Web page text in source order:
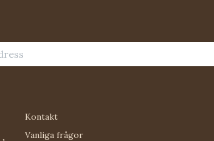
Kontakt
Vanliga frågor